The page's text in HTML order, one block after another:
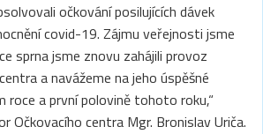
očkování posilujících dávek
covid-19. Zájmu veřejnosti jsme
sprna jsme znovu zahájili provoz
a navážeme na jeho úspěšné
roce a první polovině tohoto roku,“
Očkovacího centra Mgr. Bronislav Uriča.